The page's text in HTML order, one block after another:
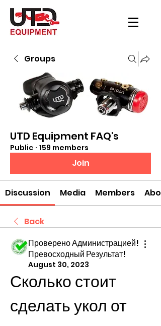
Groups
UTD Equipment FAQ's
Public · 159 members
Join
Discussion Media Members
Back
Проверено Администрацией!
Превосходный Результат!
August 30, 2023
Сколько стоит
сделать укол от